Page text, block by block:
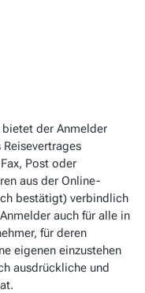
der Anmelder
Post oder
aus der Online-
bestätigt) verbindlich
auch für alle in
für deren
eigenen einzustehen
ausdrückliche und